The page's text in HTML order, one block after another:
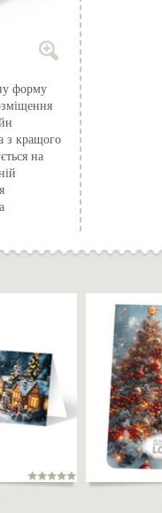
форму
з кращого
на